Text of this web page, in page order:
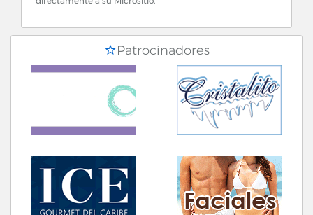
Cancún, Quintana Roo
Cancún, Quintana Roo
Blvd. Kukulcán Hotel Calinda Lt. 1
Patrocinadores